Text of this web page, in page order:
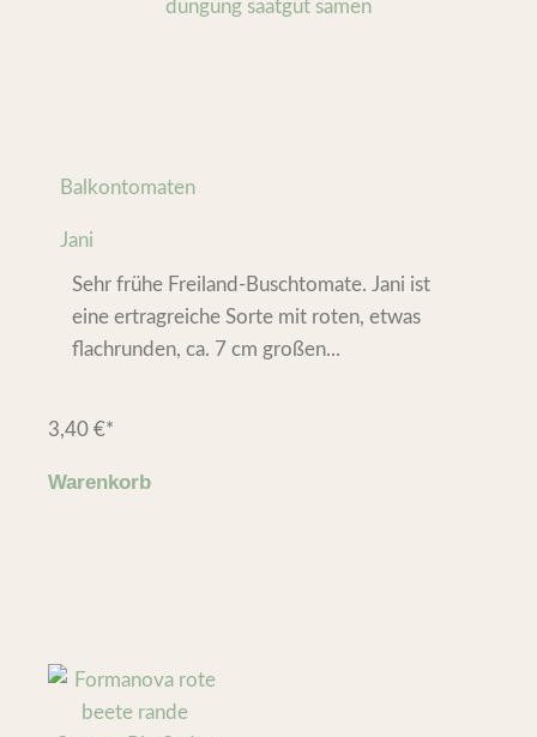
Balkontomaten
Jani
Sehr frühe Freiland-Buschtomate. Jani ist
eine ertragreiche Sorte mit roten, etwas
flachrunden, ca. 7 cm großen...
3,40 €*
Warenkorb